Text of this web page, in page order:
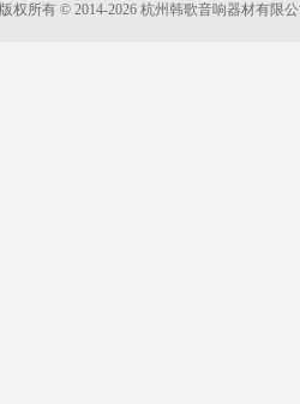
版权所有 © 2014-2026 杭州韩歌音响器材有限